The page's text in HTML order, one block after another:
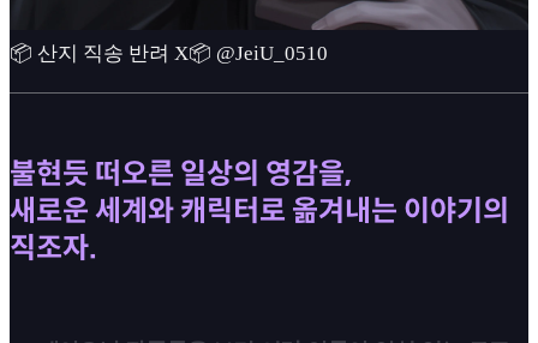
📦 산지 직송 반려 X📦 @JeiU_0510
불현듯 떠오른 일상의 영감을,
새로운 세계와 캐릭터로 옮겨내는 이야기의
직조자.